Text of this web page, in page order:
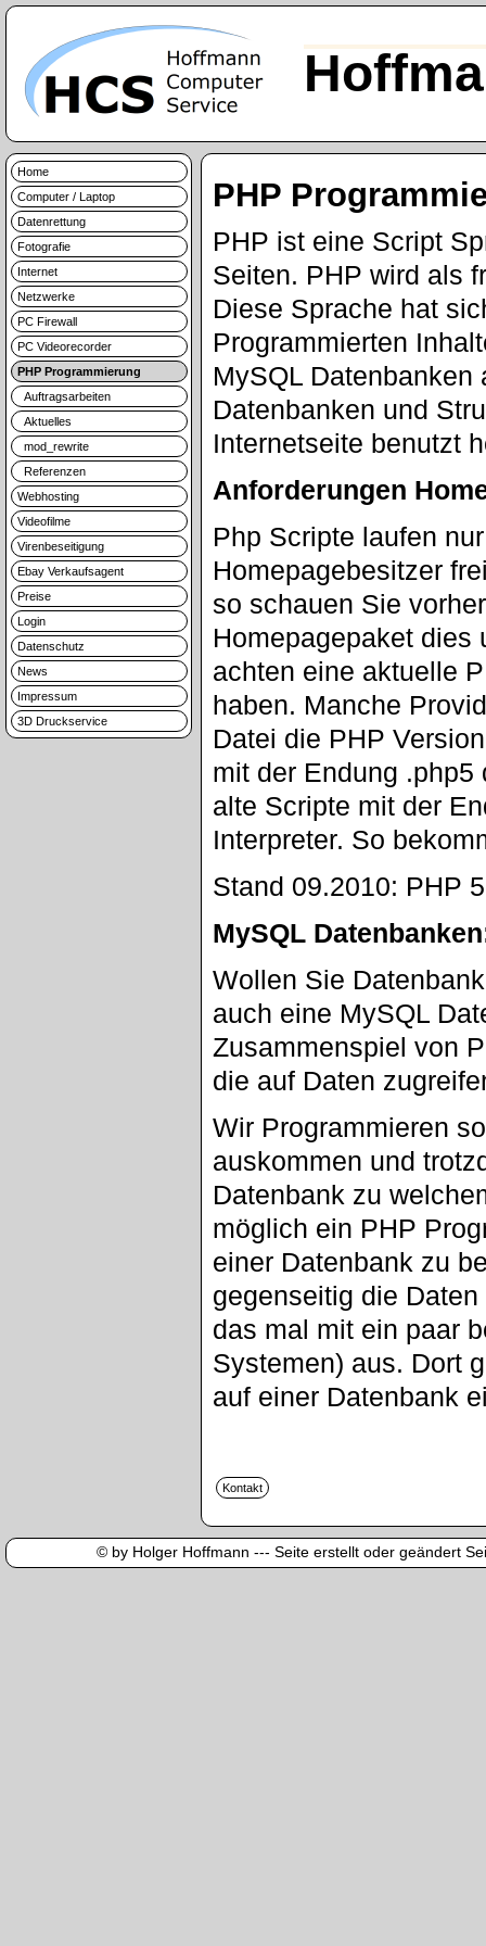
Home
Computer / Laptop
Datenrettung
Fotografie
Internet
Netzwerke
PC Firewall
PC Videorecorder
PHP Programmierung
Auftragsarbeiten
Aktuelles
mod_rewrite
Referenzen
Webhosting
Videofilme
Virenbeseitigung
Ebay Verkaufsagent
Preise
Login
Datenschutz
News
Impressum
3D Druckservice
PHP
PHP ist eine Script
Seiten. PHP wird als
Diese Sprache hat
Programmierten
MySQL
Datenbanken und
Internetseite benutzt
Anforderungen
Php Scripte laufen
Homepagebesitzer
so schauen Sie
Homepagepaket dies
achten eine aktuelle
haben. Manche
Datei die PHP
mit der Endung
alte Scripte mit der
Interpreter. So
Stand 09.2010: PHP
MySQL
Wollen Sie
auch eine MySQL
Zusammenspiel von
die auf Daten
Wir Programmieren
auskommen und
Datenbank zu
möglich ein PHP
einer Datenbank zu
gegenseitig die
das mal mit ein paar
Systemen) aus. Dort
auf einer Datenbank
© by Holger Hoffmann --- Seite erstellt oder geändert